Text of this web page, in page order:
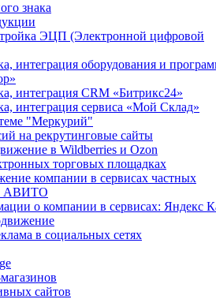
знака
ЭЦП (Электронной цифровой
интеграция оборудования и
интеграция CRM «Битрикс24»
интеграция сервиса «Мой Склад»
"Меркурий"
на рекрутинговые сайты
в Wildberries и Ozon
торговых площадках
компании в сервисах частных
АВИТО
о компании в сервисах: Яндекс
в социальных сетях
сайтов